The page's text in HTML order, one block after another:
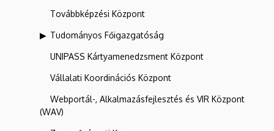
Továbbképzési Központ
Tudományos Főigazgatóság
UNIPASS Kártyamenedzsment Központ
Vállalati Koordinációs Központ
Webportál-, Alkalmazásfejlesztés és VIR Központ
(WAV)